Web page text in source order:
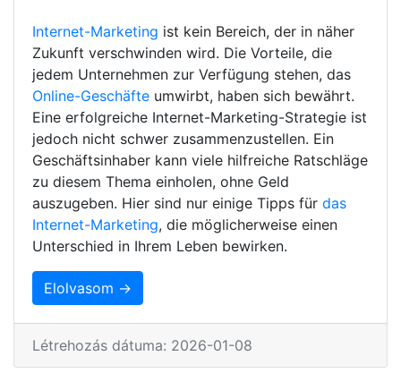
Internet-Marketing ist kein Bereich, der in näher
Zukunft verschwinden wird. Die Vorteile, die
jedem Unternehmen zur Verfügung stehen, das
Online-Geschäfte umwirbt, haben sich bewährt.
Eine erfolgreiche Internet-Marketing-Strategie ist
jedoch nicht schwer zusammenzustellen. Ein
Geschäftsinhaber kann viele hilfreiche Ratschläge
zu diesem Thema einholen, ohne Geld
auszugeben. Hier sind nur einige Tipps für das
Internet-Marketing, die möglicherweise einen
Unterschied in Ihrem Leben bewirken.
Elolvasom →
Létrehozás dátuma: 2026-01-08